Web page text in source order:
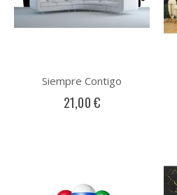
Siempre Contigo
21,00 €